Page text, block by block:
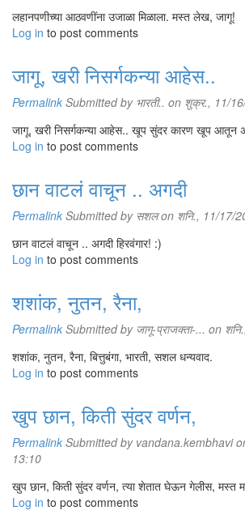
लहानपणीच्या आठवणींना उजाळा मिळाला. मस्त लेख, जागू!
Log in to post comments
जागू, खरी निसर्गकन्या आहेस..
Permalink Submitted by भारती.. on शुक्र., 11/
जागू, खरी निसर्गकन्या आहेस.. खूप सुंदर कारण खूप आतून
Log in to post comments
छान वाटलं वाचून .. अगदी
Permalink Submitted by सशलon शनि., 11/17/
छान वाटलं वाचून .. अगदी हिरवंगार! :)
Log in to post comments
शशांक, नुतन, रैना,
Permalink Submitted by जागू-प्राजक्ता-... on
शशांक, नुतन, रैना, बित्तुबंगा, भारती, सशल धन्यवाद.
Log in to post comments
खुप छान, किती सुंदर वर्णन,
Permalink Submitted by vandana.kembhavi
13:10
खुप छान, किती सुंदर वर्णन, त्या शेतात घेऊन गेलीस, मस्त
Log in to post comments